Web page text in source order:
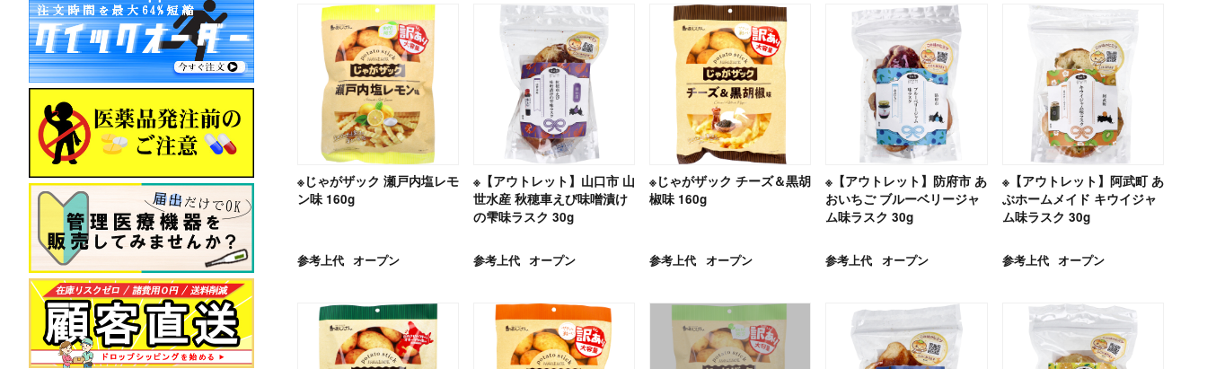
※じゃがザック 瀬戸内塩レモ
ン味 160g
参考上代 オープン
※【アウトレット】山口市 山
世水産 秋穂車えび味噌漬け
の雫味ラスク 30g
参考上代 オープン
※じゃがザック チーズ＆黒胡
椒味 160g
参考上代 オープン
※【アウトレット】防府市 あ
おいちご ブルーベリージャ
ム味ラスク 30g
参考上代 オープン
※【アウトレット】阿武町 あ
ぶホームメイド キウイジャ
ム味ラスク 30g
参考上代 オープン